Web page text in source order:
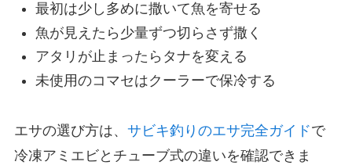
最初は少し多めに撒いて魚を寄せる
魚が見えたら少量ずつ切らさず撒く
アタリが止まったらタナを変える
未使用のコマセはクーラーで保冷する
エサの選び方は、 サビキ釣りのエサ完全ガイドで
冷凍アミエビとチューブ式の違いを確認できま